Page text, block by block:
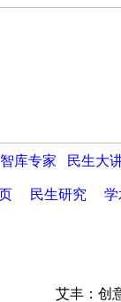
智库专家 民生大
民生研究 学
艾丰：创